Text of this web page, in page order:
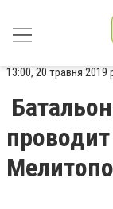
13:00, 20 травня 2019